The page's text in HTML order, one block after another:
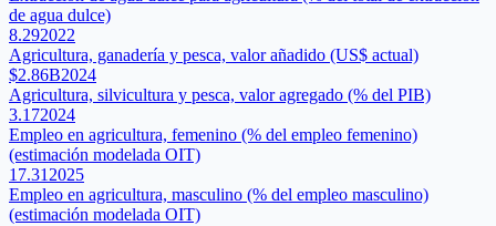
de agua dulce)
8.292022
Agricultura, ganadería y pesca, valor añadido (US$ actual)
$2.86B2024
Agricultura, silvicultura y pesca, valor agregado (% del PIB)
3.172024
Empleo en agricultura, femenino (% del empleo femenino)
(estimación modelada OIT)
17.31 2025
Empleo en agricultura, masculino (% del empleo masculino)
(estimación modelada OIT)